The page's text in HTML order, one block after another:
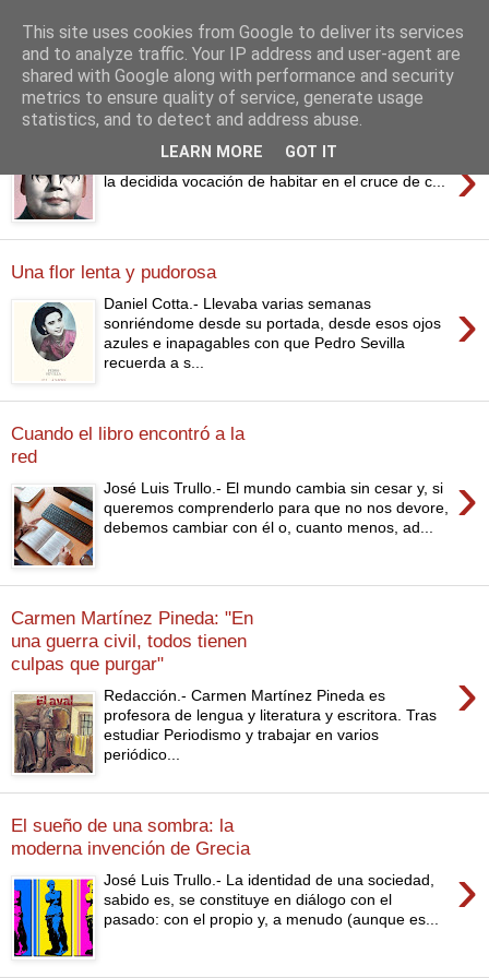
›
Uroboro es una revista electrónica que ya ha
cumplido su duodécimo aniversario de vida, con
la decidida vocación de habitar en el cruce de c...
Una flor lenta y pudorosa
›
Daniel Cotta.- Llevaba varias semanas
sonriéndome desde su portada, desde esos ojos
azules e inapagables con que Pedro Sevilla
recuerda a s...
Cuando el libro encontró a la
red
›
José Luis Trullo.- El mundo cambia sin cesar y, si
queremos comprenderlo para que no nos devore,
debemos cambiar con él o, cuanto menos, ad...
Carmen Martínez Pineda: "En
una guerra civil, todos tienen
culpas que purgar"
›
Redacción.- Carmen Martínez Pineda es
profesora de lengua y literatura y escritora. Tras
estudiar Periodismo y trabajar en varios
periódico...
El sueño de una sombra: la
moderna invención de Grecia
›
José Luis Trullo.- La identidad de una sociedad,
sabido es, se constituye en diálogo con el
pasado: con el propio y, a menudo (aunque es...
This site uses cookies from Google to deliver its services
and to analyze traffic. Your IP address and user-agent are
shared with Google along with performance and security
metrics to ensure quality of service, generate usage
statistics, and to detect and address abuse.
LEARN MORE GOT IT